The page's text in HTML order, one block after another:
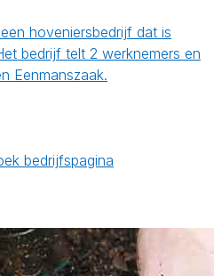
hoveniersbedrijf dat is
bedrijf telt 2 werknemers en
Eenmanszaak.
bedrijfspagina